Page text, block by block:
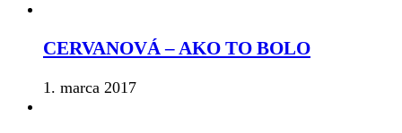
CERVANOVÁ – AKO TO BOLO
1. marca 2017